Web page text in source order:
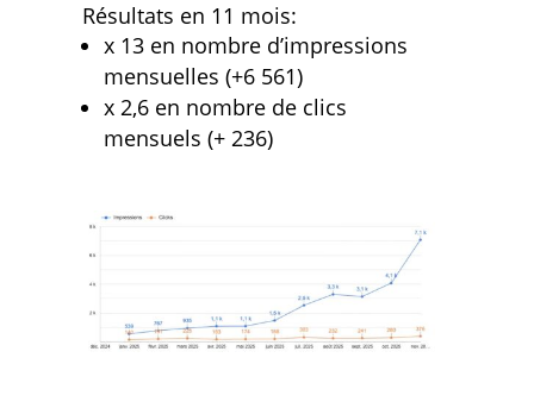
Résultats en 11 mois:
x 13 en nombre d’impressions
mensuelles (+6 561)
x 2,6 en nombre de clics
mensuels (+ 236)